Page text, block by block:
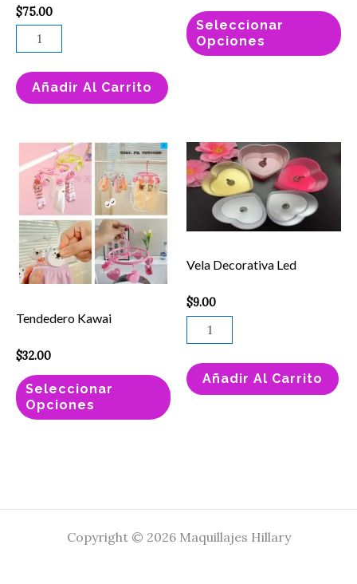
$75.00
Añadir Al Carrito
Seleccionar
Opciones
en
Tendedero Kawai
$32.00
Seleccionar
Opciones
Este
producto
múltiples
Las
pueden
elegir
la
Vela Decorativa Led
$9.00
Vela
Decorativa
Led
cantidad
Añadir Al Carrito
Copyright © 2026 Maquillajes Hillary